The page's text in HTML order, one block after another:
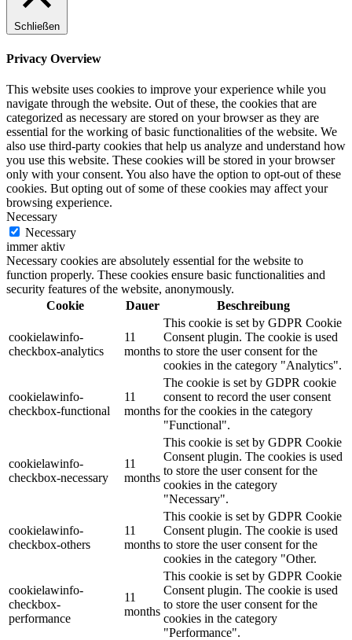
Schließen
Privacy Overview
This website uses cookies to improve your experience while you
navigate through the website. Out of these, the cookies that are
categorized as necessary are stored on your browser as they are
essential for the working of basic functionalities of the website. We
also use third-party cookies that help us analyze and understand how
you use this website. These cookies will be stored in your browser
only with your consent. You also have the option to opt-out of these
cookies. But opting out of some of these cookies may affect your
browsing experience.
Necessary
Necessary
immer aktiv
Necessary cookies are absolutely essential for the website to
function properly. These cookies ensure basic functionalities and
security features of the website, anonymously.
Cookie
Dauer Beschreibung
cookielawinfo-
checkbox-analytics
11
months
This cookie is set by GDPR Cookie
Consent plugin. The cookie is used
to store the user consent for the
cookies in the category "Analytics".
cookielawinfo-
checkbox-functional
11
months
The cookie is set by GDPR cookie
consent to record the user consent
for the cookies in the category
"Functional".
cookielawinfo-
checkbox-necessary
11
months
This cookie is set by GDPR Cookie
Consent plugin. The cookies is used
to store the user consent for the
cookies in the category
"Necessary".
cookielawinfo-
checkbox-others
11
months
This cookie is set by GDPR Cookie
Consent plugin. The cookie is used
to store the user consent for the
cookies in the category "Other.
cookielawinfo-
checkbox-
performance
11
months
This cookie is set by GDPR Cookie
Consent plugin. The cookie is used
to store the user consent for the
cookies in the category
"Performance".